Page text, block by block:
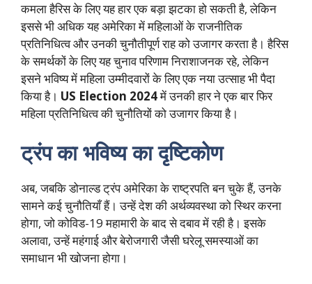
कमला हैरिस के लिए यह हार एक बड़ा झटका हो सकती है, लेकिन
इससे भी अधिक यह अमेरिका में महिलाओं के राजनीतिक
प्रतिनिधित्व और उनकी चुनौतीपूर्ण राह को उजागर करता है। हैरिस
के समर्थकों के लिए यह चुनाव परिणाम निराशाजनक रहे, लेकिन
इसने भविष्य में महिला उम्मीदवारों के लिए एक नया उत्साह भी पैदा
किया है। US Election 2024में उनकी हार ने एक बार फिर
महिला प्रतिनिधित्व की चुनौतियों को उजागर किया है।
ट्रंप का भविष्य का दृष्टिकोण
अब, जबकि डोनाल्ड ट्रंप अमेरिका के राष्ट्रपति बन चुके हैं, उनके
सामने कई चुनौतियाँ हैं। उन्हें देश की अर्थव्यवस्था को स्थिर करना
होगा, जो कोविड-19 महामारी के बाद से दबाव में रही है। इसके
अलावा, उन्हें महंगाई और बेरोजगारी जैसी घरेलू समस्याओं का
समाधान भी खोजना होगा।